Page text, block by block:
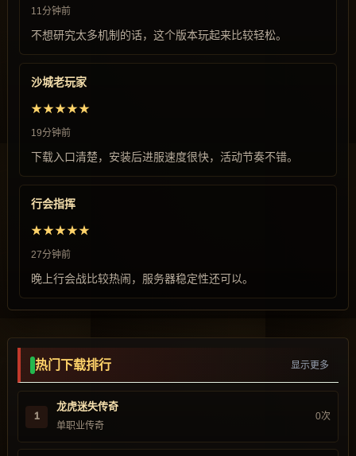
11分钟前
不想研究太多机制的话，这个版本玩起来比较轻松。
沙城老玩家
★★★★★
19分钟前
下载入口清楚，安装后进服速度很快，活动节奏不错。
行会指挥
★★★★★
27分钟前
晚上行会战比较热闹，服务器稳定性还可以。
热门下载排行 显示更多
1
龙虎迷失传奇
单职业传奇
0次